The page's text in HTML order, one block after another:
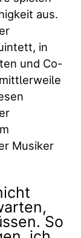
aus.
in
und Co-
Musiker
So